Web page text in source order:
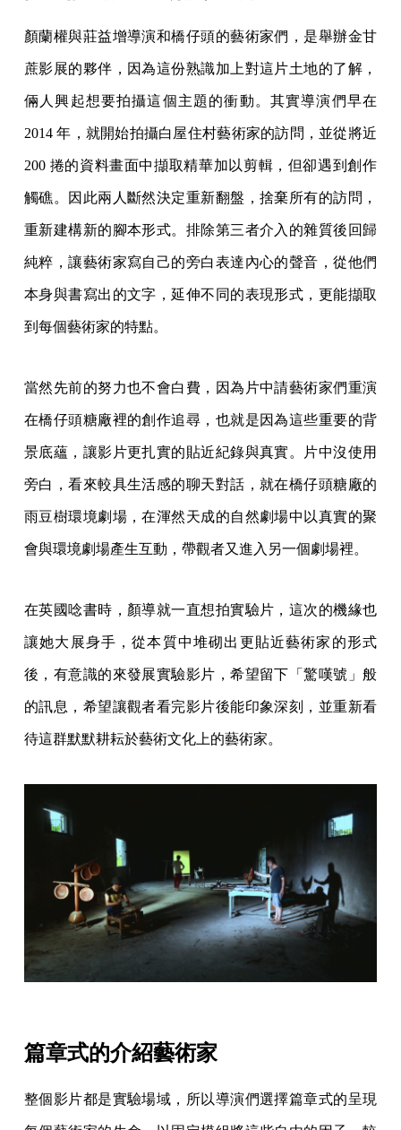
顏蘭權與莊益增導演和橋仔頭的藝術家們，是舉辦金甘
蔗影展的夥伴，因為這份熟識加上對這片土地的了解，
倆人興起想要拍攝這個主題的衝動。其實導演們早在
2014 年，就開始拍攝白屋住村藝術家的訪問，並從將近
200 捲的資料畫面中擷取精華加以剪輯，但卻遇到創作
觸礁。因此兩人斷然決定重新翻盤，捨棄所有的訪問，
重新建構新的腳本形式。排除第三者介入的雜質後回歸
純粹，讓藝術家寫自己的旁白表達內心的聲音，從他們
本身與書寫出的文字，延伸不同的表現形式，更能擷取
到每個藝術家的特點。
當然先前的努力也不會白費，因為片中請藝術家們重演
在橋仔頭糖廠裡的創作追尋，也就是因為這些重要的背
景底蘊，讓影片更扎實的貼近紀錄與真實。片中沒使用
旁白，看來較具生活感的聊天對話，就在橋仔頭糖廠的
雨豆樹環境劇場，在渾然天成的自然劇場中以真實的聚
會與環境劇場產生互動，帶觀者又進入另一個劇場裡。
在英國唸書時，顏導就一直想拍實驗片，這次的機緣也
讓她大展身手，從本質中堆砌出更貼近藝術家的形式
後，有意識的來發展實驗影片，希望留下「驚嘆號」般
的訊息，希望讓觀者看完影片後能印象深刻，並重新看
待這群默默耕耘於藝術文化上的藝術家。
篇章式的介紹藝術家
整個影片都是實驗場域，所以導演們選擇篇章式的呈現